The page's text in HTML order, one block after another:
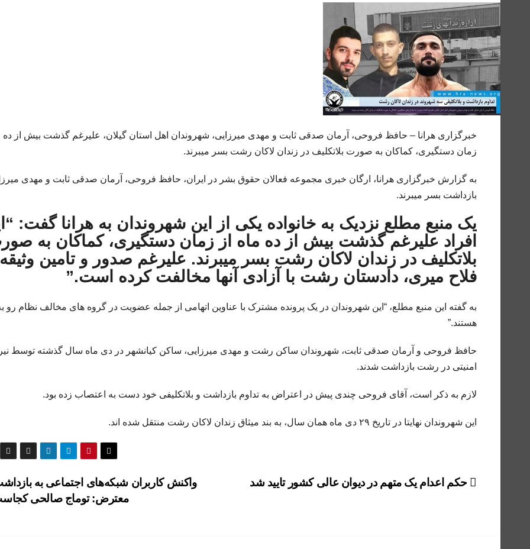
خبرگزاری هرانا – حافظ فروحی، آرمان صدقی ثابت و مهدی میرزایی، شهروندان اهل استان گیلان، علیرغم گذشت بیش از ده
زمان دستگیری، کماکان به صورت بلاتکلیف در زندان لاکان رشت بسر میبرند.
به گزارش خبرگزاری هرانا، ارگان خبری مجموعه فعالان حقوق بشر در ایران، حافظ فروحی، آرمان صدقی ثابت و مهدی
بازداشت بسر میبرند.
یک منبع مطلع نزدیک به خانواده یکی از این شهروندان به هرانا گفت:
افراد علیرغم گذشت بیش از ده ماه از زمان دستگیری، کماکان به
بلاتکلیف در زندان لاکان رشت بسر میبرند. علیرغم صدور و تامین
فلاح میری، دادستان رشت با آزادی آنها مخالفت کرده است.”
به گفته این منبع مطلع، “این شهروندان در یک پرونده مشترک با عناوین اتهامی از جمله عضویت در گروه های مخالف نظام رو
هستند.”
حافظ فروحی و آرمان صدقی ثابت، شهروندان ساکن رشت و مهدی میرزایی، ساکن کیانشهر در دی ماه سال گذشته توسط
امنیتی در رشت بازداشت شدند.
لازم به ذکر است، آقای فروحی چندی پیش در اعتراض به تداوم بازداشت و بلاتکلیفی خود دست به اعتصاب زده بود.
این شهروندان نهایتا در تاریخ ۲۹ دی ماه همان سال، به بند میثاق زندان لاکان رشت منتقل شده اند.
راهبری
واکنش کاربران شبکه‌های اجتماعی به
معترض: توماج صالحی
حکم اعدام یک متهم در دیوان عالی کشور تایید شد